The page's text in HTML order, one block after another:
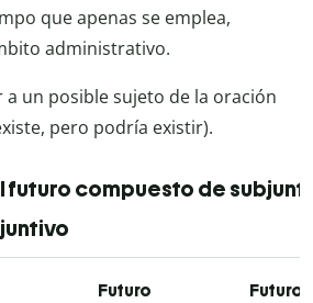
que apenas se emplea,
administrativo.
a un posible sujeto de la oración
pero podría existir).
futuro compuesto de
Futuro
Futuro